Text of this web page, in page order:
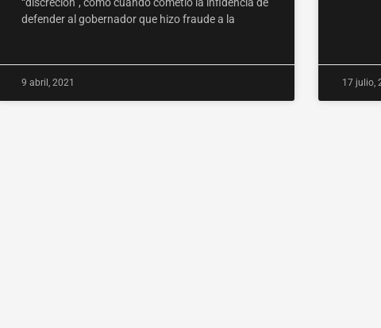
defender al gobernador que hizo fraude a la
9 abril, 2021 17 julio,